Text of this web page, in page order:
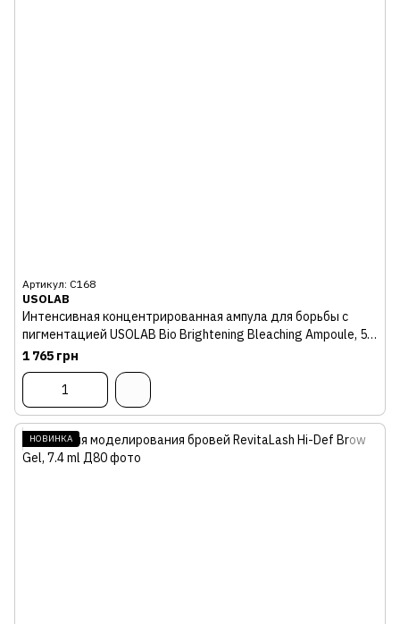
Артикул: С168
USOLAB
Интенсивная концентрированная ампула для борьбы с
пигментацией USOLAB Bio Brightening Bleaching Ampoule, 50
ml
1 765 грн
НОВИНКА